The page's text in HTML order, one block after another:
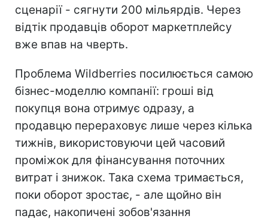
сценарії - сягнути 200 мільярдів. Через
відтік продавців оборот маркетплейсу
вже впав на чверть.
Проблема Wildberries посилюється самою
бізнес-моделлю компанії: гроші від
покупця вона отримує одразу, а
продавцю перераховує лише через кілька
тижнів, використовуючи цей часовий
проміжок для фінансування поточних
витрат і знижок. Така схема тримається,
поки оборот зростає, - але щойно він
падає, накопичені зобов'язання